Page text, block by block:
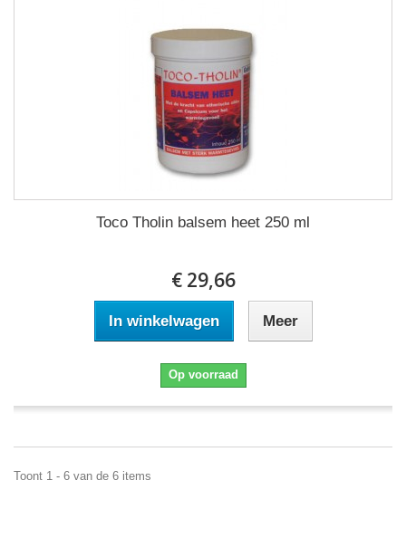
Toco Tholin balsem heet 250 ml
€ 29,66
In winkelwagen Meer
Op voorraad
Toont 1 - 6 van de 6 items